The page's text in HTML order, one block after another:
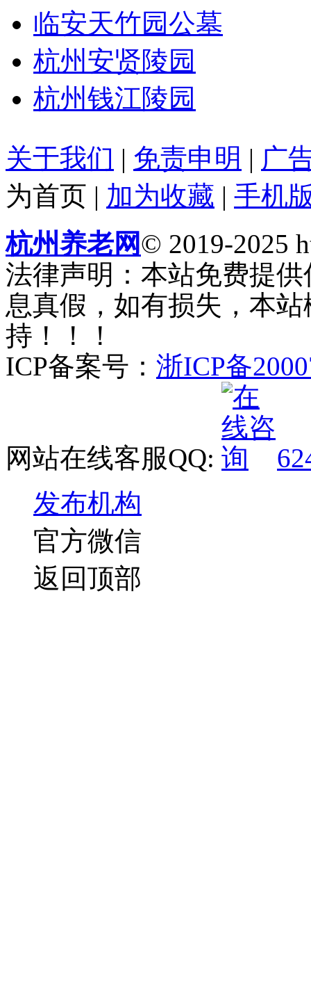
临安天竹园公墓
杭州安贤陵园
杭州钱江陵园
关于我们 | 免责申明 | 广
为首页 | 加为收藏 | 手机
杭州养老网© 2019-2025
法律声明：本站免费提
息真假，如有损失，本
持！！！
ICP备案号： 浙ICP备
网站在线客服QQ:
发布机构
官方微信
返回顶部